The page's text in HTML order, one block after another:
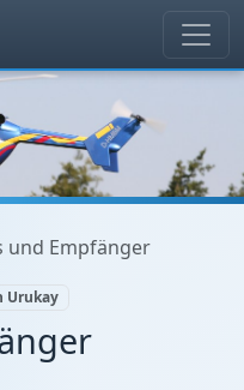
und Empfänger
Urukay